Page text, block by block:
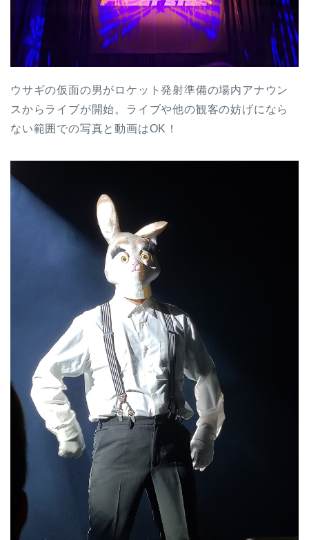
ウサギの仮面の男がロケット発射準備の場内アナウン
スからライブが開始。ライブや他の観客の妨げになら
ない範囲での写真と動画はOK！